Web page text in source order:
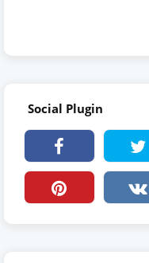
Social Plugin